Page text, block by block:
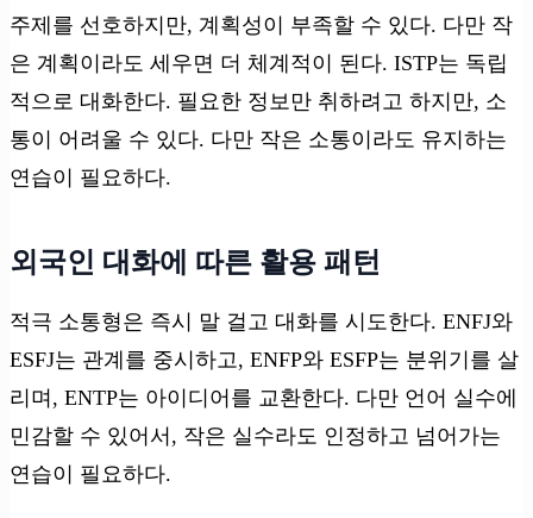
주제를 선호하지만, 계획성이 부족할 수 있다. 다만 작
은 계획이라도 세우면 더 체계적이 된다. ISTP는 독립
적으로 대화한다. 필요한 정보만 취하려고 하지만, 소
통이 어려울 수 있다. 다만 작은 소통이라도 유지하는
연습이 필요하다.
외국인 대화에 따른 활용 패턴
적극 소통형은 즉시 말 걸고 대화를 시도한다. ENFJ와
ESFJ는 관계를 중시하고, ENFP와 ESFP는 분위기를 살
리며, ENTP는 아이디어를 교환한다. 다만 언어 실수에
민감할 수 있어서, 작은 실수라도 인정하고 넘어가는
연습이 필요하다.